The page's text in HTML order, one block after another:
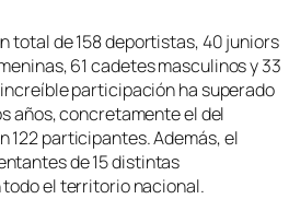
total de 158 deportistas, 40 juniors
61 cadetes masculinos y 33
participación ha superado
años, concretamente el del
122 participantes. Además, el
de 15 distintas
el territorio nacional.